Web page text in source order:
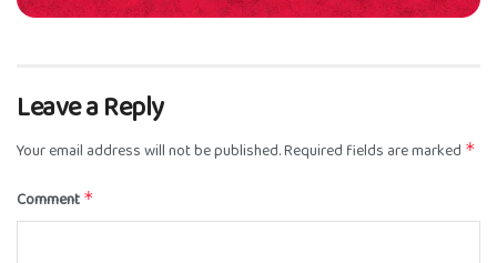
Leave a Reply
Your email address will not be published.Required fields are marked *
Comment *